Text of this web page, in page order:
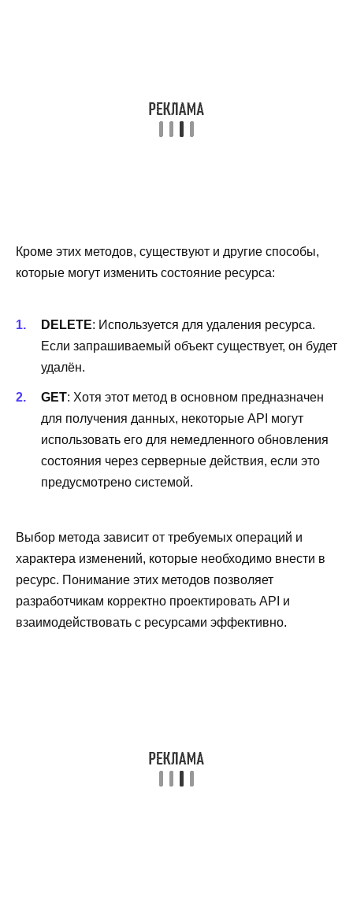
Кроме этих методов, существуют и другие способы,
которые могут изменить состояние ресурса:
DELETE: Используется для удаления ресурса.
Если запрашиваемый объект существует, он будет
удалён.
GET: Хотя этот метод в основном предназначен
для получения данных, некоторые API могут
использовать его для немедленного обновления
состояния через серверные действия, если это
предусмотрено системой.
Выбор метода зависит от требуемых операций и
характера изменений, которые необходимо внести в
ресурс. Понимание этих методов позволяет
разработчикам корректно проектировать API и
взаимодействовать с ресурсами эффективно.